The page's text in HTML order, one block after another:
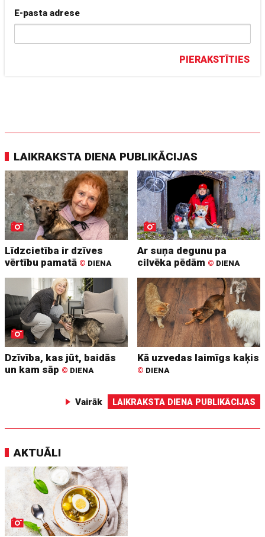
E-pasta adrese
PIERAKSTĪTIES
LAIKRAKSTA DIENA PUBLIKĀCIJAS
Līdzcietība ir dzīves
vērtību pamatā © DIENA
Ar suņa degunu pa
cilvēka pēdām © DIENA
Dzīvība, kas jūt, baidās
un kam sāp © DIENA
Kā uzvedas laimīgs kaķis
© DIENA
Vairāk LAIKRAKSTA DIENA PUBLIKĀCIJAS
AKTUĀLI